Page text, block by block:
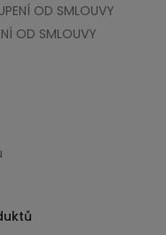
OD SMLOUVY
OD SMLOUVY